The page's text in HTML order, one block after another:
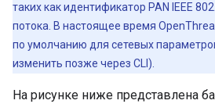
таких как идентификатор PAN IEEE
потока. В настоящее время
по умолчанию для сетевых
изменить позже через CLI).
На рисунке ниже представлена